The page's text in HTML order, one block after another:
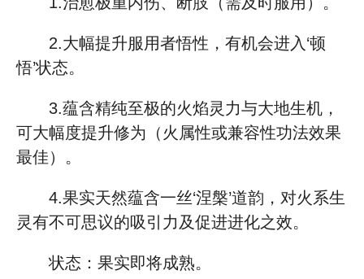
2.大幅提升服用者悟性，有机会进入‘顿
悟’状态。
3.蕴含精纯至极的火焰灵力与大地生机，
可大幅度提升修为（火属性或兼容性功法效果
最佳）。
4.果实天然蕴含一丝‘涅槃’道韵，对火系生
灵有不可思议的吸引力及促进进化之效。
状态：果实即将成熟。